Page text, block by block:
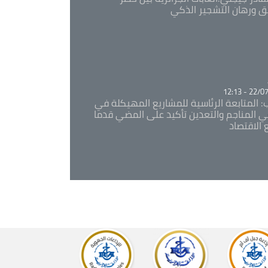
ورهان التشجير الذكي
22/07/
المتابعة الرئاسية للمشاريع المهيكلة في
المناجم والتعدين تأكيد على المضي قدما
الاقتصاد